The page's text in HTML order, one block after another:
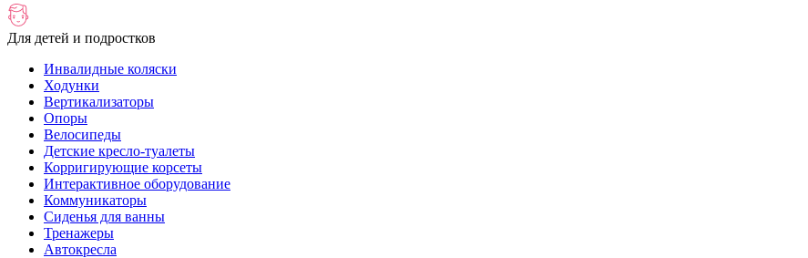
Для детей и подростков
Инвалидные коляски
Ходунки
Вертикализаторы
Опоры
Велосипеды
Детские кресло-туалеты
Корригирующие корсеты
Интерактивное оборудование
Коммуникаторы
Сиденья для ванны
Тренажеры
Автокресла